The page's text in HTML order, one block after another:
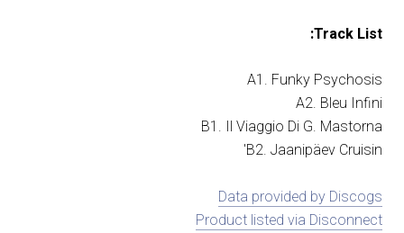
Track List:
A1. Funky Psychosis
A2. Bleu Infini
B1. Il Viaggio Di G. Mastorna
B2. Jaanipäev Cruisin'
Data provided by Discogs
Product listed via Disconnect